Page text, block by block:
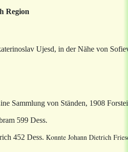
Region
Ujesd, in der Nähe von
Sammlung von Ständen, 1908
599 Dess.
452 Dess. Konnte Johann Dietrich